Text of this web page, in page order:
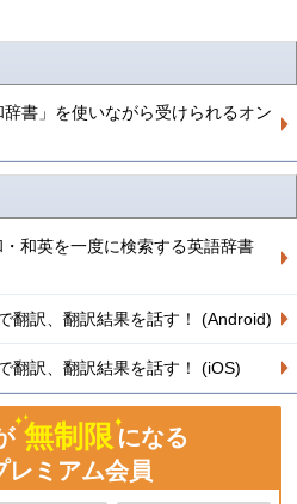
書」を使いながら受けられるオン
和英を一度に検索する英語辞書
翻訳、翻訳結果を話す！ (Android)
翻訳、翻訳結果を話す！ (iOS)
無制限になる
ミアム会員